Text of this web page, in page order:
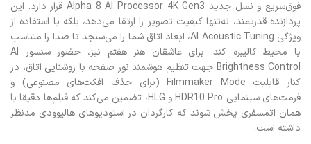
فوق‌سریع و نسل جدید Alpha 8 AI Processor 4K Gen3 قرار دارد. این
پردازنده قدرتمند، نه‌تنها کیفیت تصویر را ارتقا می‌دهد، بلکه با استفاده از
ویژگی AI Acoustic Tuning، ابعاد اتاق شما را می‌سنجد تا صدا را متناسب
با محیط کالیبره کند. برای عاشقان هنر هفتم نیز، حضور سنسور AI
Brightness Control جهت تنظیم هوشمند نور صفحه با روشنایی اتاق، در
کنار قابلیت Filmmaker Mode (برای حذف افکت‌های مصنوعی) و
فرمت‌های سینمایی HDR10 Pro و HLG، تضمین می‌کند که فیلم‌ها دقیقا با
همان اتمسفری پخش شوند که کارگردان در استودیوهای هالیوودی مدنظر
داشته است.